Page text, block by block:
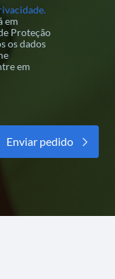
em
Proteção
os dados
em